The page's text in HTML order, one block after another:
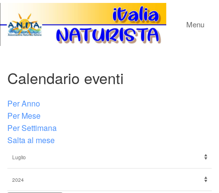
Menu
Calendario eventi
Per Anno
Per Mese
Per Settimana
Salta al mese